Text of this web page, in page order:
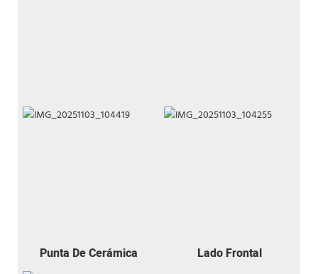
Punta De Cerámica Lado Frontal